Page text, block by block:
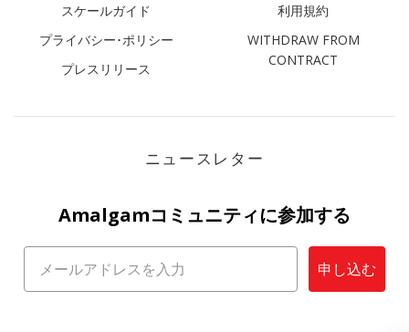
スケールガイド
プライバシー･ポリシー
プレスリリース
利用規約
WITHDRAW FROM
CONTRACT
ニュースレター
Amalgamコミュニティに参加する
申し込む